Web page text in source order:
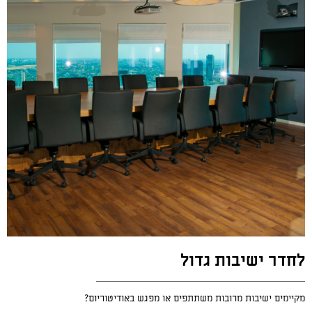
לחדר ישיבות גדול
מקיימים ישיבות מרובות משתתפים או מפגש באודיטוריום?